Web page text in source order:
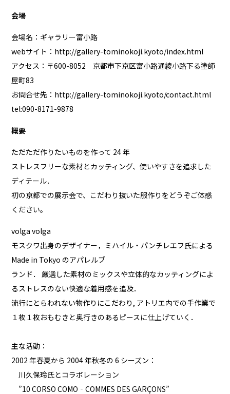
会場
会場名：ギャラリー富小路
webサイト： http://gallery-tominokoji.kyoto/index.html
アクセス：〒600-8052 京都市下京区富小路通綾小路下る塗師
屋町83
お問合せ先： http://gallery-tominokoji.kyoto/contact.html
tel:090-8171-9878
概要
ただただ作りたいものを作って 24 年
ストレスフリーな素材とカッティング、使いやすさを追求した
ディテール．
初の京都での展示会で、こだわり抜いた服作りをどうぞご体感
ください。
volga volga
モスクワ出身のデザイナー，ミハイル・パンチレエフ氏による
Made in Tokyo のアパレルブ
ランド． 厳選した素材のミックスや立体的なカッティングによ
るストレスのない快適な着用感を追及．
流行にとらわれない物作りにこだわり, アトリエ内での手作業で
１枚１枚おもむきと奥行きのあるピースに仕上げていく．
主な活動：
2002 年春夏から 2004 年秋冬の 6 シーズン：
川久保玲氏とコラボレーション
”10 CORSO COMO‐COMMES DES GARÇONS”